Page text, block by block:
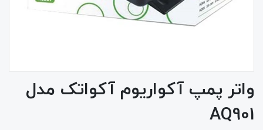
واتر پمپ آکواریوم آکواتک مدل
AQ901